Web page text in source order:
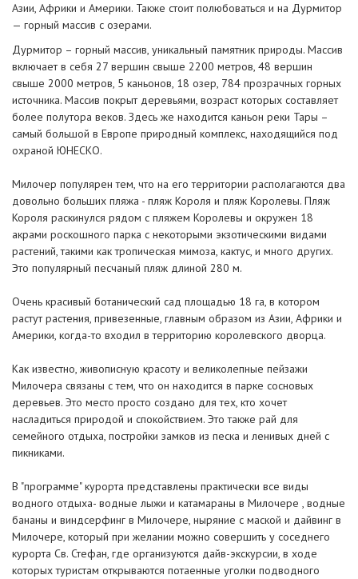
Азии, Африки и Америки. Также стоит полюбоваться и на Дурмитор
— горный массив с озерами.
Дурмитор – горный массив, уникальный памятник природы. Массив
включает в себя 27 вершин свыше 2200 метров, 48 вершин
свыше 2000 метров, 5 каньонов, 18 озер, 784 прозрачных горных
источника. Массив покрыт деревьями, возраст которых составляет
более полутора веков. Здесь же находится каньон реки Тары –
самый большой в Европе природный комплекс, находящийся под
охраной ЮНЕСКО.
Милочер популярен тем, что на его территории располагаются два
довольно больших пляжа - пляж Короля и пляж Королевы. Пляж
Короля раскинулся рядом с пляжем Королевы и окружен 18
акрами роскошного парка с некоторыми экзотическими видами
растений, такими как тропическая мимоза, кактус, и много других.
Это популярный песчаный пляж длиной 280 м.
Очень красивый ботанический сад площадью 18 га, в котором
растут растения, привезенные, главным образом из Азии, Африки и
Америки, когда-то входил в территорию королевского дворца.
Как известно, живописную красоту и великолепные пейзажи
Милочера связаны с тем, что он находится в парке сосновых
деревьев. Это место просто создано для тех, кто хочет
насладиться природой и спокойствием. Это также рай для
семейного отдыха, постройки замков из песка и ленивых дней с
пикниками.
В "программе" курорта представлены практически все виды
водного отдыха- водные лыжи и катамараны в Милочере , водные
бананы и виндсерфинг в Милочере, ныряние с маской и дайвинг в
Милочере, который при желании можно совершить у соседнего
курорта Св. Стефан, где организуются дайв-экскурсии, в ходе
которых туристам открываются потаенные уголки подводного